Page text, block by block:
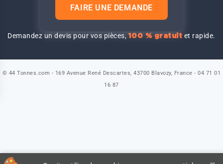
FAIRE UNE DEMANDE
Demandez un devis pour vos pièces,100 % gratuit et rapide.
© 44 Tonnes.com - 169 Avenue René Descartes, 43700 Blavozy, France - 04 71 01
16 87